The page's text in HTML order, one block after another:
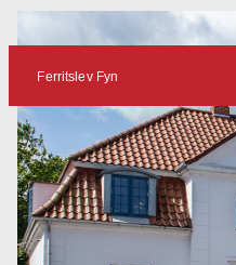
Ferritslev Fyn